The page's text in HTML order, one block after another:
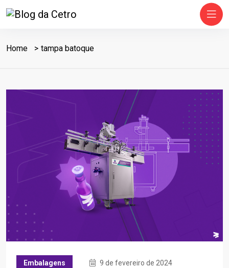
Home tampa batoque
Embalagens 9 de fevereiro de 2024